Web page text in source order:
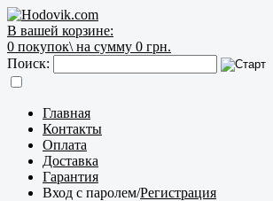
В вашей корзине:
0 покупок\ на сумму 0 грн.
Поиск:
Главная
Контакты
Оплата
Доставка
Гарантия
Вход с паролем/Регистрация